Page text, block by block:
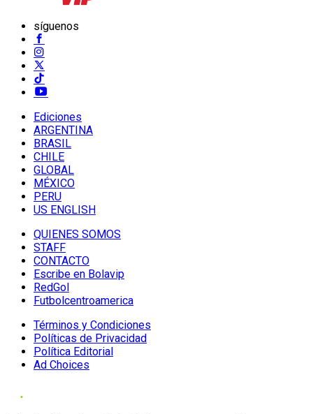
síguenos
Ediciones
ARGENTINA
BRASIL
CHILE
GLOBAL
MÉXICO
PERU
US ENGLISH
QUIENES SOMOS
STAFF
CONTACTO
Escribe en Bolavip
RedGol
Futbolcentroamerica
Términos y Condiciones
Políticas de Privacidad
Política Editorial
Ad Choices